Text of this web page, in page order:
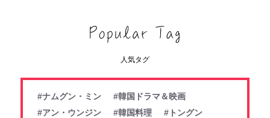
人気タグ
#ナムグン・ミン
#韓国ドラマ＆映画
#アン・ウンジン
#韓国料理
#トングン